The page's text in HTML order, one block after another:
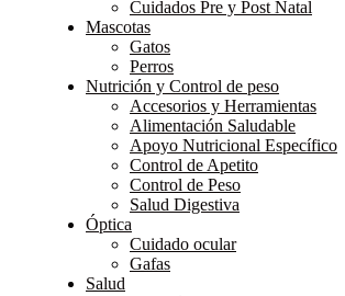
Cuidados Pre y Post Natal
Mascotas
Gatos
Perros
Nutrición y Control de peso
Accesorios y Herramientas
Alimentación Saludable
Apoyo Nutricional Específico
Control de Apetito
Control de Peso
Salud Digestiva
Óptica
Cuidado ocular
Gafas
Salud